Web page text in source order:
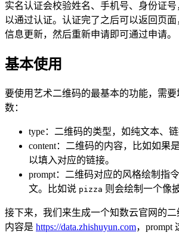
实名认证会校验姓名、手机号、身份证
以通过认证。认证完了之后可以返回页
信息更新，然后重新申请即可通过申请。
基本使用
要使用艺术二维码的最基本的功能，需
数：
type：二维码的类型，如纯文本、链
content：二维码的内容，比如如果
以填入对应的链接。
prompt：二维码对应的风格绘制指
文。比如说 pizza 则会绘制一个像
接下来，我们来生成一个知数云官网的二
内容是 https://data.zhishuyun.com，prompt